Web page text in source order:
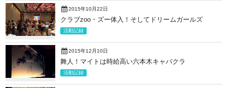
2015年10月22日
クラブzoo・ズー体入！そしてドリームガールズ
活動記録
2015年12月10日
舞人！マイトは時給高い六本木キャバクラ
活動記録